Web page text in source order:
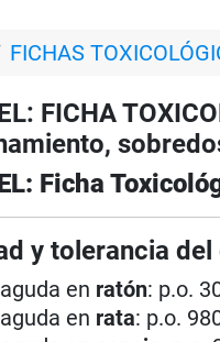
FICHAS
FICHA
Ficha
y tolerancia del
en ratón: p.o.
en rata: p.o.